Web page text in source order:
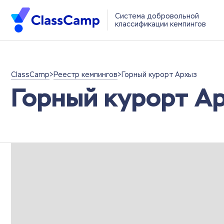
Система добровольной
классификации кемпингов
ClassCamp>Реестр кемпингов>Горный курорт Архыз
Горный курорт